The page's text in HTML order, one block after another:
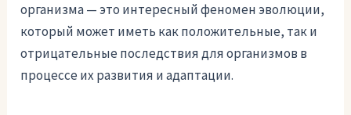
организма — это интересный феномен эволюции,
который может иметь как положительные, так и
отрицательные последствия для организмов в
процессе их развития и адаптации.